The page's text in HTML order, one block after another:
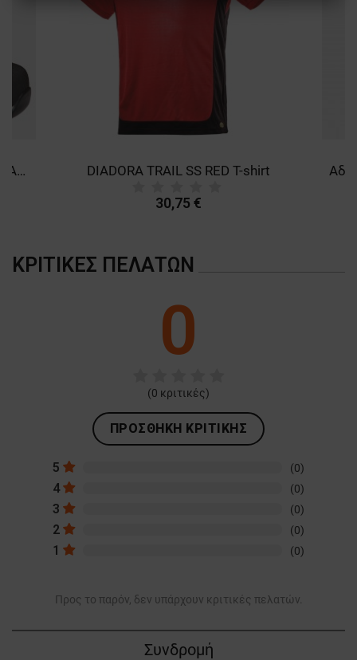
DIADORA D-TRAIL BOOT S3 SRA HRO WR CI Safety shoes DIADORA TRAIL SS RED T-shirt
30,75 €
ΚΡΙΤΙΚΈΣ ΠΕΛΑΤΏΝ
0
(0 κριτικές)
ΠΡΟΣΘΉΚΗ ΚΡΙΤΙΚΉΣ
5 (0)
4 (0)
3 (0)
2 (0)
1 (0)
Προς το παρόν, δεν υπάρχουν κριτικές πελατών.
Συνδρομή
ΑΠΌΔΟΣΗΣ ΣΤΌΧΕΥΣΗΣ